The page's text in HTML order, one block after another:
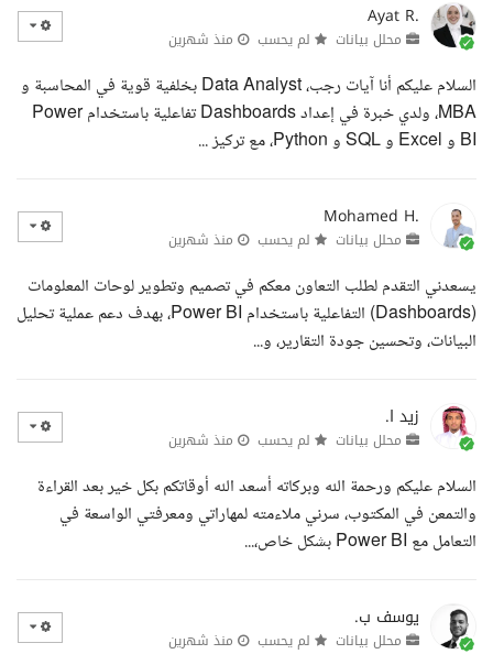
Ayat R.
محلل بيانات لم يحسب منذ شهرين
السلام عليكم أنا آيات رجب، Data Analyst بخلفية قوية في المحاسبة و
MBA، ولدي خبرة في إعداد Dashboards تفاعلية باستخدام Power
BI و Excel و SQL و Python، مع تركيز ...
Mohamed H.
محلل بيانات لم يحسب منذ شهرين
يسعدني التقدم لطلب التعاون معكم في تصميم وتطوير لوحات المعلومات
(Dashboards) التفاعلية باستخدام Power BI، بهدف دعم عملية تحليل
البيانات، وتحسين جودة التقارير، و...
زيد ا.
محلل بيانات لم يحسب منذ شهرين
السلام عليكم ورحمة الله وبركاته أسعد الله أوقاتكم بكل خير بعد القراءة
والتمعن في المكتوب، سرني ملاءمته لمهاراتي ومعرفتي الواسعة في
التعامل مع Power BI بشكل خاص،...
يوسف ب.
محلل بيانات لم يحسب منذ شهرين